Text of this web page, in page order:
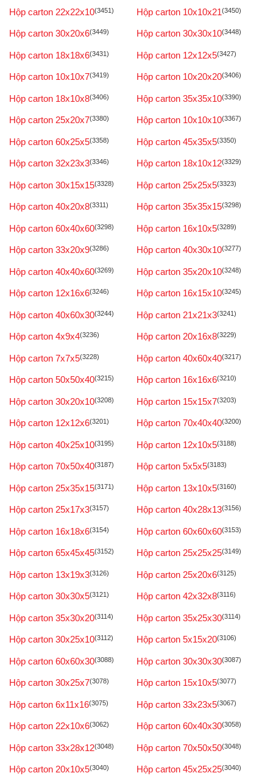
Hộp carton 22x22x10(3451) Hộp carton 10x10x21(3450)
Hộp carton 30x20x6(3449) Hộp carton 30x30x10(3448)
Hộp carton 18x18x6(3431) Hộp carton 12x12x5(3427)
Hộp carton 10x10x7(3419) Hộp carton 10x20x20(3406)
Hộp carton 18x10x8(3406) Hộp carton 35x35x10(3390)
Hộp carton 25x20x7(3380) Hộp carton 10x10x10(3367)
Hộp carton 60x25x5(3358) Hộp carton 45x35x5(3350)
Hộp carton 32x23x3(3346) Hộp carton 18x10x12(3329)
Hộp carton 30x15x15(3328) Hộp carton 25x25x5(3323)
Hộp carton 40x20x8(3311) Hộp carton 35x35x15(3298)
Hộp carton 60x40x60(3298) Hộp carton 16x10x5(3289)
Hộp carton 33x20x9(3286) Hộp carton 40x30x10(3277)
Hộp carton 40x40x60(3269) Hộp carton 35x20x10(3248)
Hộp carton 12x16x6(3246) Hộp carton 16x15x10(3245)
Hộp carton 40x60x30(3244) Hộp carton 21x21x3(3241)
Hộp carton 4x9x4(3236) Hộp carton 20x16x8(3229)
Hộp carton 7x7x5(3228) Hộp carton 40x60x40(3217)
Hộp carton 50x50x40(3215) Hộp carton 16x16x6(3210)
Hộp carton 30x20x10(3208) Hộp carton 15x15x7(3203)
Hộp carton 12x12x6(3201) Hộp carton 70x40x40(3200)
Hộp carton 40x25x10(3195) Hộp carton 12x10x5(3188)
Hộp carton 70x50x40(3187) Hộp carton 5x5x5(3183)
Hộp carton 25x35x15(3171) Hộp carton 13x10x5(3160)
Hộp carton 25x17x3(3157) Hộp carton 40x28x13(3156)
Hộp carton 16x18x6(3154) Hộp carton 60x60x60(3153)
Hộp carton 65x45x45(3152) Hộp carton 25x25x25(3149)
Hộp carton 13x19x3(3126) Hộp carton 25x20x6(3125)
Hộp carton 30x30x5(3121) Hộp carton 42x32x8(3116)
Hộp carton 35x30x20(3114) Hộp carton 35x25x30(3114)
Hộp carton 30x25x10(3112) Hộp carton 5x15x20(3106)
Hộp carton 60x60x30(3088) Hộp carton 30x30x30(3087)
Hộp carton 30x25x7(3078) Hộp carton 15x10x5(3077)
Hộp carton 6x11x16(3075) Hộp carton 33x23x5(3067)
Hộp carton 22x10x6(3062) Hộp carton 60x40x30(3058)
Hộp carton 33x28x12(3048) Hộp carton 70x50x50(3048)
Hộp carton 20x10x5(3040) Hộp carton 45x25x25(3040)